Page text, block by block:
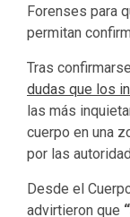
Forenses para
permitan
Tras
dudas que los
las más
cuerpo en una
por las
Desde el
advirtieron que